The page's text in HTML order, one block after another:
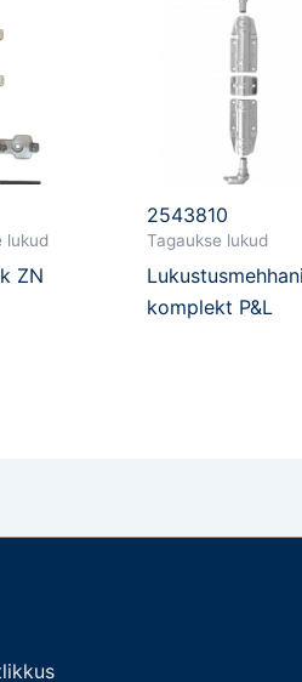
lukud
ZN
2543810
Tagaukse lukud
komplekt P&L